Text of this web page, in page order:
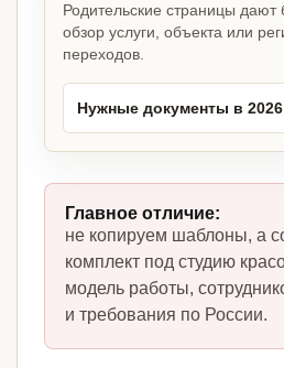
Родительские страницы
обзор услуги, объекта или
переходов.
Нужные документы в
Главное отличие:
не копируем шаблоны, а
комплект под студию
модель работы,
и требования по России.